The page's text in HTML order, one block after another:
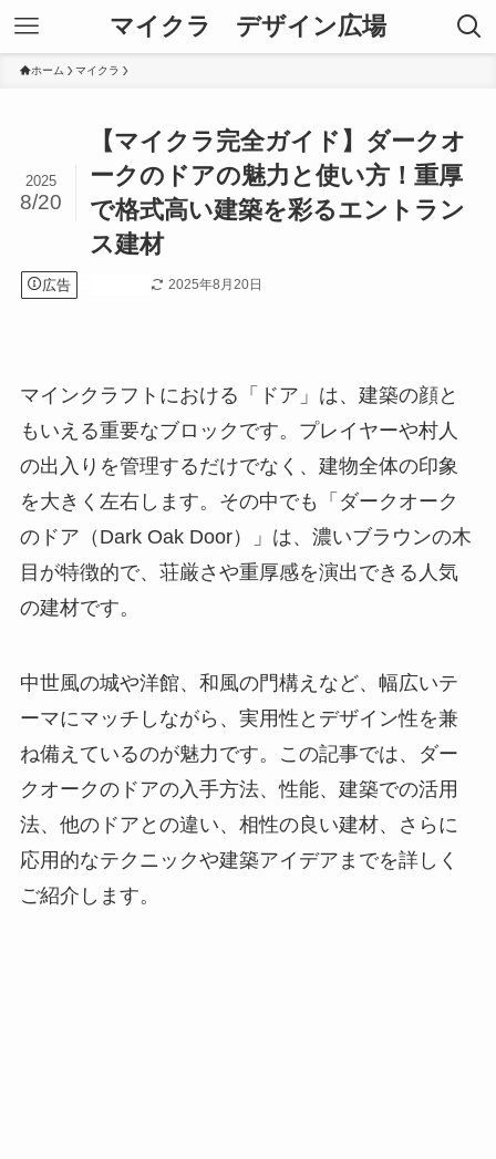
マイクラ デザイン広場
ホーム マイクラ
【マイクラ完全ガイド】ダークオ
ークのドアの魅力と使い方！重厚
で格式高い建築を彩るエントラン
ス建材
2025
8/20
広告 2025年8月20日
マインクラフトにおける「ドア」は、建築の顔と
もいえる重要なブロックです。プレイヤーや村人
の出入りを管理するだけでなく、建物全体の印象
を大きく左右します。その中でも「ダークオーク
のドア（Dark Oak Door）」は、濃いブラウンの木
目が特徴的で、荘厳さや重厚感を演出できる人気
の建材です。
中世風の城や洋館、和風の門構えなど、幅広いテ
ーマにマッチしながら、実用性とデザイン性を兼
ね備えているのが魅力です。この記事では、ダー
クオークのドアの入手方法、性能、建築での活用
法、他のドアとの違い、相性の良い建材、さらに
応用的なテクニックや建築アイデアまでを詳しく
ご紹介します。